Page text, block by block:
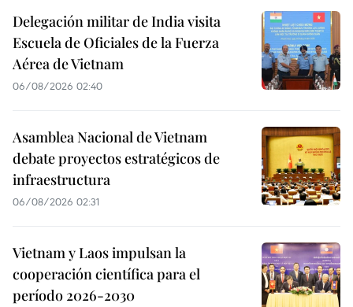
Delegación militar de India visita
Escuela de Oficiales de la Fuerza
Aérea de Vietnam
06/08/2026 02:40
Asamblea Nacional de Vietnam
debate proyectos estratégicos de
infraestructura
06/08/2026 02:31
Vietnam y Laos impulsan la
cooperación científica para el
período 2026-2030